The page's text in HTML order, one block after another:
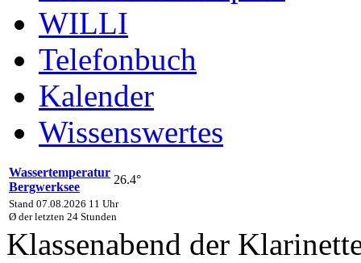
WILLI
Telefonbuch
Kalender
Wissenswertes
Wassertemperatur
Bergwerksee
26.4°
Stand 07.08.2026 11 Uhr
Ø der letzten 24 Stunden
Klassenabend der